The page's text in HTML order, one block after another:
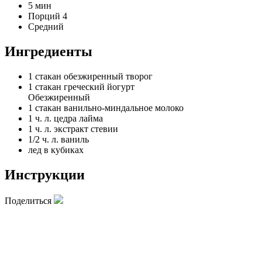
5 мин
Порций 4
Средний
Ингредиенты
1 стакан обезжиренный творог
1 стакан греческий йогурт
Обезжиренный
1 стакан ванильно-миндальное молоко
1 ч. л. цедра лайма
1 ч. л. экстракт стевии
1/2 ч. л. ваниль
лед в кубиках
Инструкции
Поделиться